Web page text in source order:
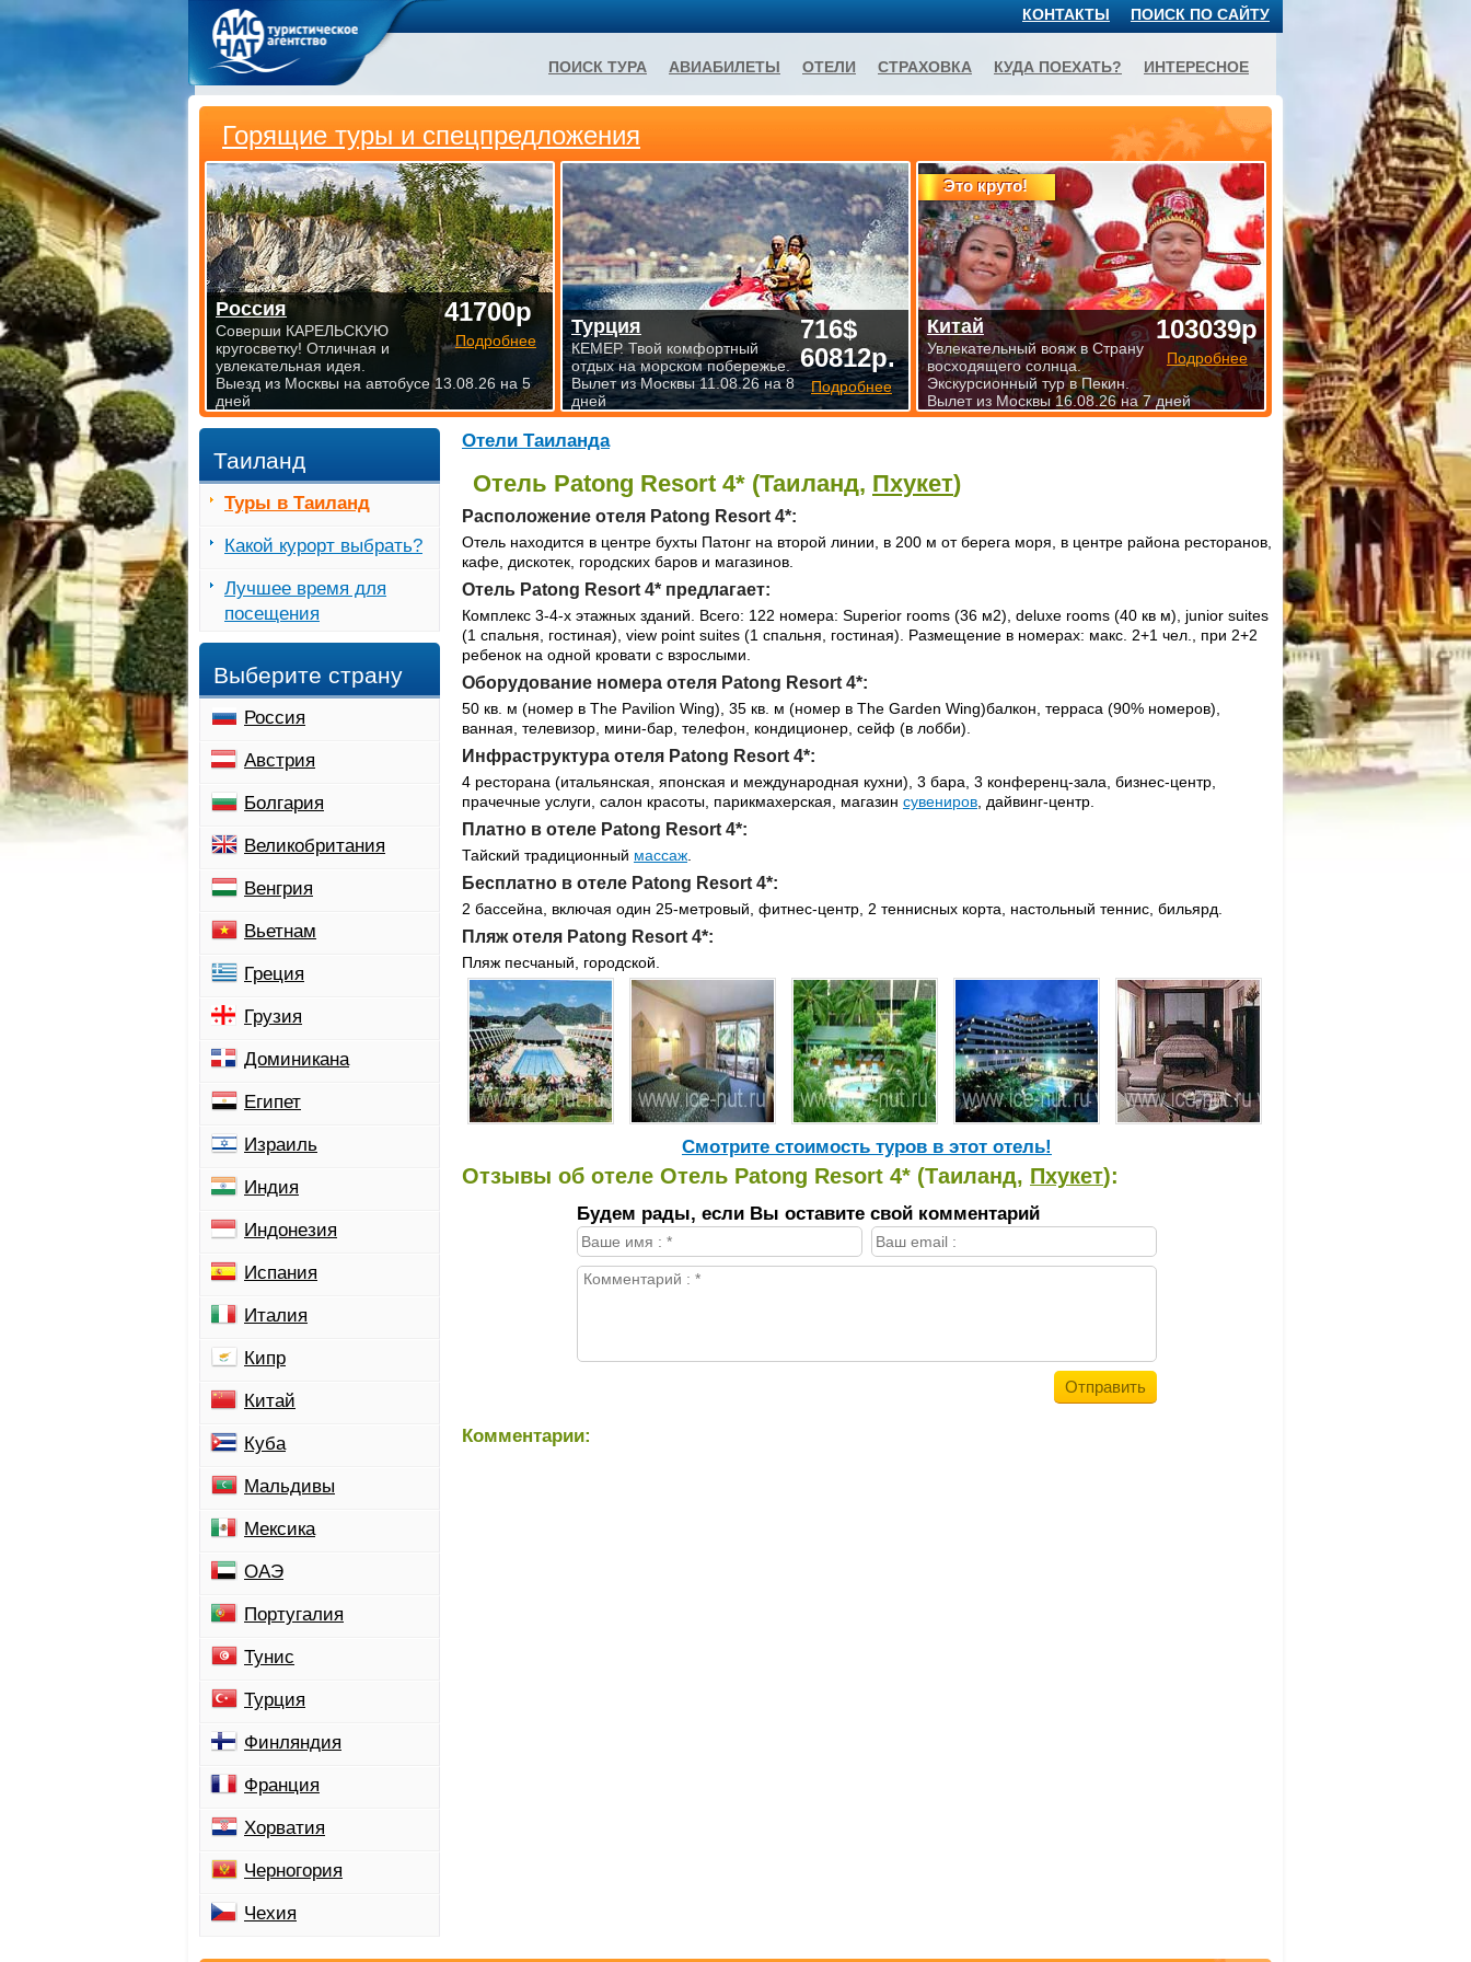
Отели Таиланда
Отель Patong Resort 4* (Таиланд, Пхукет)
Расположение отеля Patong Resort 4*:
Отель находится в центре бухты Патонг на второй линии, в 200 м от берега моря, в центре района ресторанов,
кафе, дискотек, городских баров и магазинов.
Отель Patong Resort 4* предлагает:
Комплекс 3-4-х этажных зданий. Всего: 122 номера: Superior rooms (36 м2), deluxe rooms (40 кв м), junior suites
(1 спальня, гостиная), view point suites (1 спальня, гостиная). Размещение в номерах: макс. 2+1 чел., при 2+2
ребенок на одной кровати с взрослыми.
Оборудование номера отеля Patong Resort 4*:
50 кв. м (номер в The Pavilion Wing), 35 кв. м (номер в The Garden Wing)балкон, терраса (90% номеров),
ванная, телевизор, мини-бар, телефон, кондиционер, сейф (в лобби).
Инфраструктура отеля Patong Resort 4*:
4 ресторана (итальянская, японская и международная кухни), 3 бара, 3 конференц-зала, бизнес-центр,
прачечные услуги, салон красоты, парикмахерская, магазин сувениров , дайвинг-центр.
Платно в отеле Patong Resort 4*:
Тайский традиционный массаж
Бесплатно в отеле Patong Resort 4*:
2 бассейна, включая один 25-метровый, фитнес-центр, 2 теннисных корта, настольный теннис, бильярд.
Пляж отеля Patong Resort 4*:
Пляж песчаный, городской.
Cмотрите стоимость туров в этот отель!
Отзывы об отеле Отель Patong Resort 4* (Таиланд, Пхукет):
Будем рады, если Вы оставите свой комментарий
Комментарии:
Таиланд
Туры в Таиланд
Какой курорт выбрать?
Лучшее время для
посещения
Выберите страну
Россия
Австрия
Болгария
Великобритания
Венгрия
Вьетнам
Греция
Грузия
Доминикана
Египет
Израиль
Индия
Индонезия
Испания
Италия
Кипр
Китай
Куба
Мальдивы
Мексика
ОАЭ
Португалия
Тунис
Турция
Финляндия
Франция
Хорватия
Черногория
Чехия
Горящие туры и спецпредложения
41700р
Подробнее
Россия
Соверши КАРЕЛЬСКУЮ
кругосветку! Отличная и
увлекательная идея.
Выезд из Москвы на автобусе 13.08.26 на 5
дней
716$
60812р.
Подробнее
Турция
КЕМЕР. Твой комфортный
отдых на морском побережье.
Вылет из Москвы 11.08.26 на 8
дней
Это круто!
103039р
Подробнее
Китай
Увлекательный вояж в Страну
восходящего солнца.
Экскурсионный тур в Пекин.
Вылет из Москвы 16.08.26 на 7 дней
ПОИСК ПО САЙТУ
КОНТАКТЫ
ПОИСК ТУРА АВИАБИЛЕТЫ ОТЕЛИ СТРАХОВКА КУДА ПОЕХАТЬ? ИНТЕРЕСНОЕ